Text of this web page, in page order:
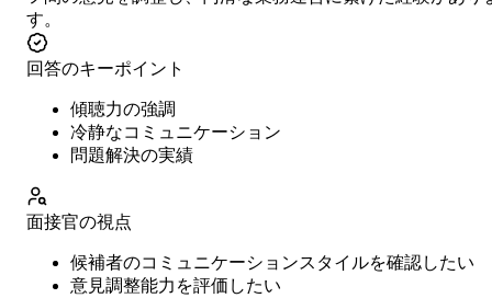
す。
回答のキーポイント
傾聴力の強調
冷静なコミュニケーション
問題解決の実績
面接官の視点
候補者のコミュニケーションスタイルを確認したい
意見調整能力を評価したい